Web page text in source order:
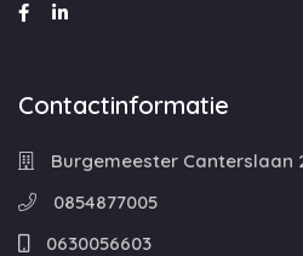
Contactinformatie
Burgemeester Canterslaan
0854877005
0630056603